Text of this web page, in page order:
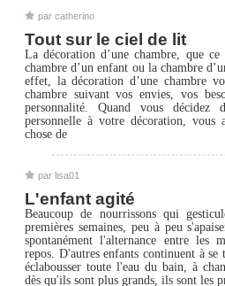
par catherino
Tout sur le ciel de lit
La décoration d’une chambre, que
chambre d’un enfant ou la chambre
effet, la décoration d’une chambre
chambre suivant vos envies, vos
personnalité. Quand vous décidez
personnelle à votre décoration, vous
chose de
par lisa01
L'enfant agité
Beaucoup de nourrissons qui
premières semaines, peu à peu
spontanément l'alternance entre les
repos. D'autres enfants continuent à
éclabousser toute l'eau du bain, à
dès qu'ils sont plus grands, ils sont les